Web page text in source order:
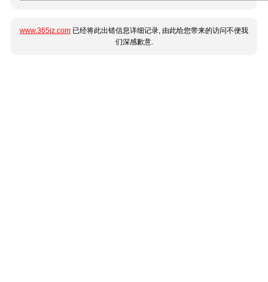
www.365jz.com 已经将此出错信息详细记录, 由此给您带来的访问不便我
们深感歉意.